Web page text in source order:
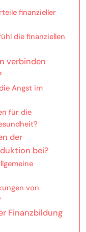
finanzieller
die finanziellen
verbinden
Angst im
für die
der
bei?
von
Finanzbildung